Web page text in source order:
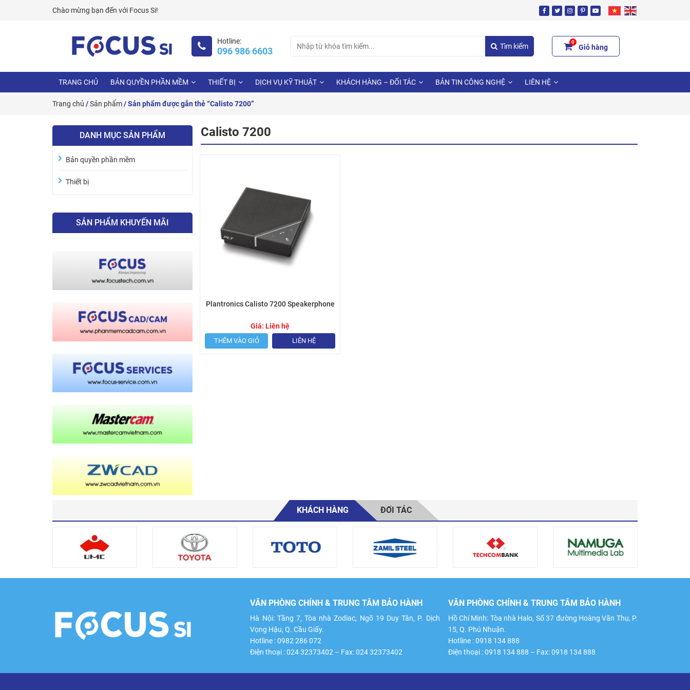
Chào mừng bạn đến với Focus Si!
Hotline:
096 986 6603
for:
Tìm kiếm
0
Giỏ hàng
TRANG CHỦ BẢN QUYỀN PHẦN MỀM THIẾT BỊ DỊCH VỤ KỸ THUẬT KHÁCH HÀNG – ĐỐI TÁC BẢN TIN CÔNG NGHỆ LIÊN HỆ
Trang chủ /Sản phẩm/ Sản phẩm được gắn thẻ “Calisto 7200”
DANH MỤC SẢN PHẨM
Bản quyền phần mềm
Thiết bị
SẢN PHẨM KHUYẾN MÃI
Calisto 7200
Plantronics Calisto 7200 Speakerphone
Giá:Liên hệ
THÊM VÀO GIỎ LIÊN HỆ
KHÁCH HÀNG ĐỐI TÁC
VĂN PHÒNG CHÍNH & TRUNG TÂM BẢO HÀNH
Hà Nội: Tầng 7, Tòa nhà Zodiac, Ngõ 19 Duy Tân, P. Dịch
Vọng Hậu, Q. Cầu Giấy.
Hotline : 0982 286 072
Điện thoại : 024 32373402 – Fax: 024 32373402
VĂN PHÒNG CHÍNH & TRUNG TÂM BẢO HÀNH
Hồ Chí Minh: Tòa nhà Halo, Số 37 đường Hoàng Văn Thụ, P.
15, Q. Phú Nhuận.
Hotline : 0918 134 888
Điện thoại : 0918 134 888 – Fax: 0918 134 888